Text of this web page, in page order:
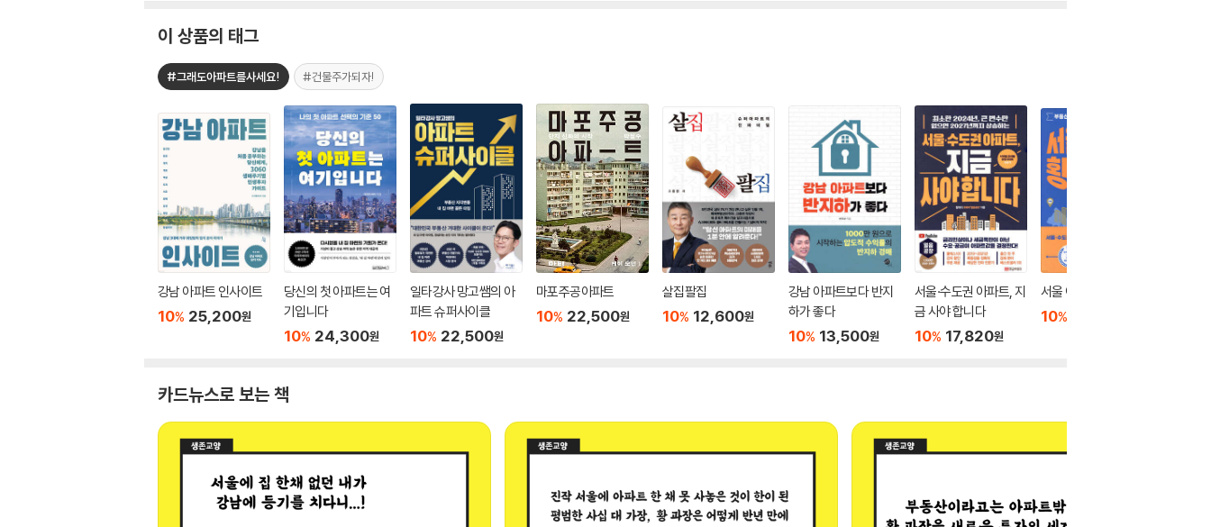
이 상품의 태그
#그래도아파트를사세요! #건물주가되자!
강남 아파트 인사이트
10% 25,200원
당신의 첫 아파트는 여
기입니다
10% 24,300원
일타강사 망고쌤의 아
파트 슈퍼사이클
10% 22,500원
마포주공아파트
10% 22,500원
살집팔집
10% 12,600원
강남 아파트보다 반지
하가 좋다
10% 13,500원
서울·수도권 아파트, 지
금 사야 합니다
10% 17,820원
서울 아파트 황금 지도
10%
카드뉴스로 보는 책